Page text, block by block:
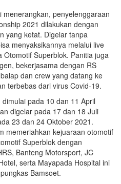
penyelenggaraan
2021 dilakukan dengan
yang ketat. Digelar tanpa
menyaksikannya melalui live
Otomotif Superblok. Panitia juga
bekerjasama dengan RS
dan crew yang datang ke
terbebas dari virus Covid-19.
pada 10 dan 11 April
digelar pada 17 dan 18 Juli
23 dan 24 Oktober 2021.
memeriahkan kejuaraan otomotif
Superblok dengan
Banteng Motorsport, JC
serta Mayapada Hospital ini
Bamsoet.